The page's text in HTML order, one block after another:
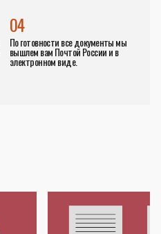
04
По готовности все документы мы
вышлем вам Почтой России и в
электронном виде.